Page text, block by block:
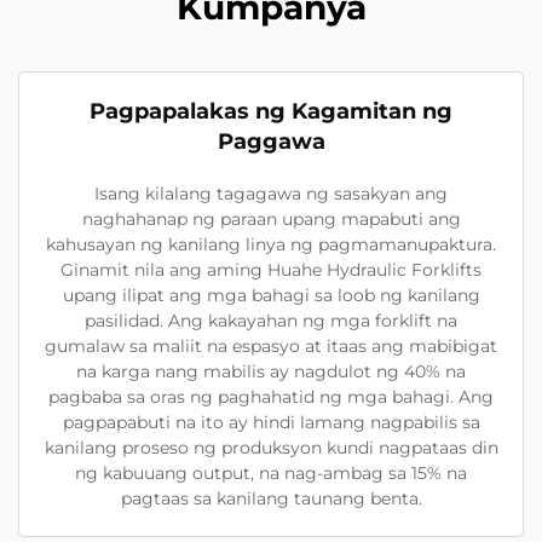
Pagpapalakas ng Kagamitan ng
Paggawa
Isang kilalang tagagawa ng sasakyan ang
naghahanap ng paraan upang mapabuti ang
kahusayan ng kanilang linya ng pagmamanupaktura.
Ginamit nila ang aming Huahe Hydraulic Forklifts
upang ilipat ang mga bahagi sa loob ng kanilang
pasilidad. Ang kakayahan ng mga forklift na
gumalaw sa maliit na espasyo at itaas ang mabibigat
na karga nang mabilis ay nagdulot ng 40% na
pagbaba sa oras ng paghahatid ng mga bahagi. Ang
pagpapabuti na ito ay hindi lamang nagpabilis sa
kanilang proseso ng produksyon kundi nagpataas din
ng kabuuang output, na nag-ambag sa 15% na
pagtaas sa kanilang taunang benta.